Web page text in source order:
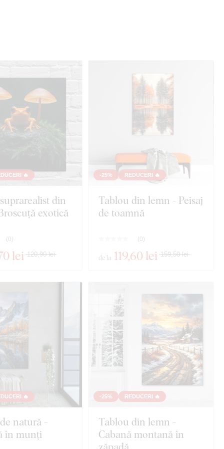
🔥
din
exotică
( 0)
lei 120,90 lei
-25% REDUCERI 🔥
Tablou din lemn - Peisaj
de toamnă
( 0)
de la 119,60 lei 159,50 lei
🔥
natură -
în munți
-25% REDUCERI 🔥
Tablou din lemn -
Cabană montană în